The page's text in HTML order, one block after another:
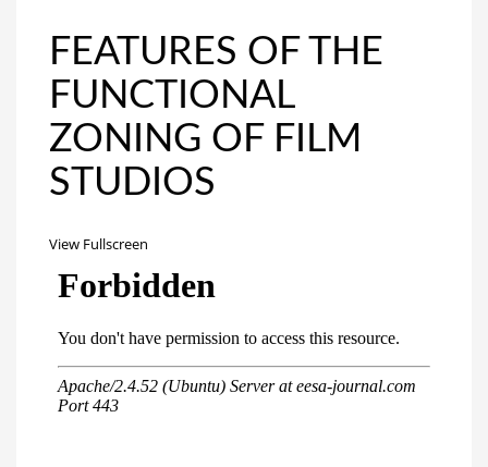
FEATURES OF THE
FUNCTIONAL
ZONING OF FILM
STUDIOS
View Fullscreen
PDF